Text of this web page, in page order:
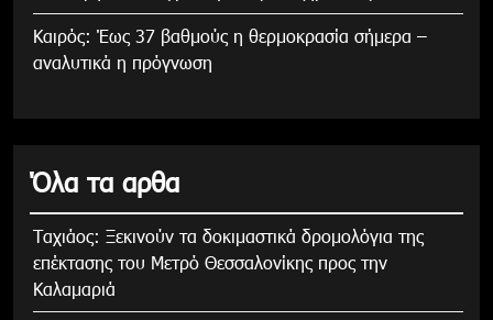
Καιρός: Έως 37 βαθμούς η θερμοκρασία σήμερα –
αναλυτικά η πρόγνωση
Όλα τα αρθα
Tαχιάος: Ξεκινούν τα δοκιμαστικά δρομολόγια της
επέκτασης του Μετρό Θεσσαλονίκης προς την
Καλαμαριά